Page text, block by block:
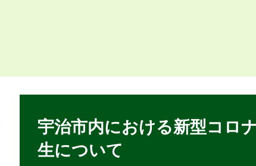
宇治市内における新型コロ
生について